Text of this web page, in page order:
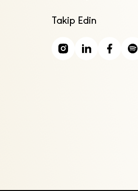
Takip Edin